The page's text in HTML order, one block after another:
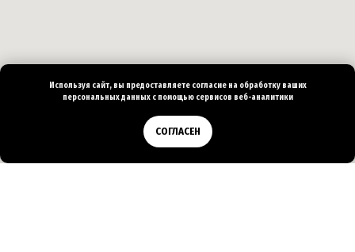
Используя сайт, вы предоставляете согласие на обработку ваших
персональныхданных с помощью сервисов веб-аналитики
СОГЛАСЕН
Позвонить